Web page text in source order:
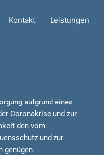
Kontakt Leistungen
aufgrund eines
Coronakrise und zur
den vom
und zur
genügen.